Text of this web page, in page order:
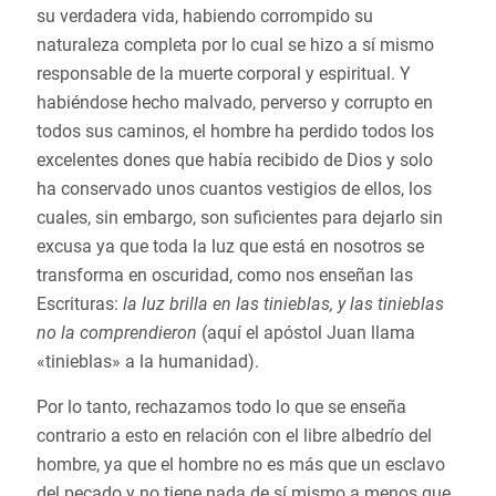
su verdadera vida, habiendo corrompido su
naturaleza completa por lo cual se hizo a sí mismo
responsable de la muerte corporal y espiritual. Y
habiéndose hecho malvado, perverso y corrupto en
todos sus caminos, el hombre ha perdido todos los
excelentes dones que había recibido de Dios y solo
ha conservado unos cuantos vestigios de ellos, los
cuales, sin embargo, son suficientes para dejarlo sin
excusa ya que toda la luz que está en nosotros se
transforma en oscuridad, como nos enseñan las
Escrituras: la luz brilla en las tinieblas, y las tinieblas
no la comprendieron (aquí el apóstol Juan llama
«tinieblas» a la humanidad).
Por lo tanto, rechazamos todo lo que se enseña
contrario a esto en relación con el libre albedrío del
hombre, ya que el hombre no es más que un esclavo